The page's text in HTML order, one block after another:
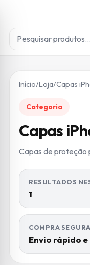
Início/Loja/Capas
Categoria
Capas
Capas de proteção
RESULTADOS
1
COMPRA SEGURA
Envio rápido